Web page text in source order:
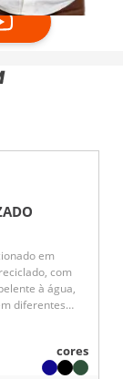
em
com
à água,
diferentes
a dia, faça chuva
opção de
cores